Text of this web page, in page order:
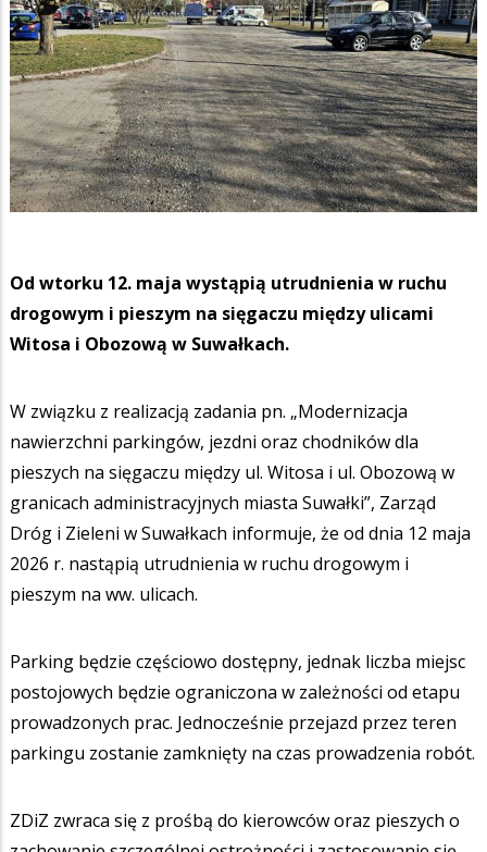
Od wtorku 12. maja wystąpią utrudnienia w ruchu
drogowym i pieszym na sięgaczu między ulicami
Witosa i Obozową w Suwałkach.
W związku z realizacją zadania pn. „Modernizacja
nawierzchni parkingów, jezdni oraz chodników dla
pieszych na sięgaczu między ul. Witosa i ul. Obozową w
granicach administracyjnych miasta Suwałki”, Zarząd
Dróg i Zieleni w Suwałkach informuje, że od dnia 12 maja
2026 r. nastąpią utrudnienia w ruchu drogowym i
pieszym na ww. ulicach.
Parking będzie częściowo dostępny, jednak liczba miejsc
postojowych będzie ograniczona w zależności od etapu
prowadzonych prac. Jednocześnie przejazd przez teren
parkingu zostanie zamknięty na czas prowadzenia robót.
ZDiZ zwraca się z prośbą do kierowców oraz pieszych o